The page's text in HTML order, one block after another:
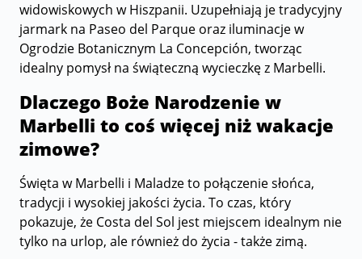
widowiskowych w Hiszpanii. Uzupełniają je tradycyjny
jarmark na Paseo del Parque oraz iluminacje w
Ogrodzie Botanicznym La Concepción, tworząc
idealny pomysł na świąteczną wycieczkę z Marbelli.
Dlaczego Boże Narodzenie w
Marbelli to coś więcej niż wakacje
zimowe?
Święta w Marbelli i Maladze to połączenie słońca,
tradycji i wysokiej jakości życia. To czas, który
pokazuje, że Costa del Sol jest miejscem idealnym nie
tylko na urlop, ale również do życia - także zimą.